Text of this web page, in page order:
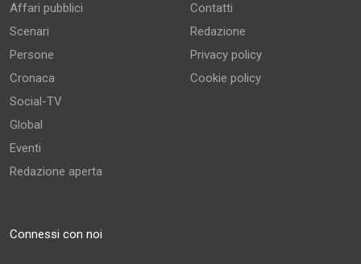
Affari pubblici
Scenari
Persone
Cronaca
Social-TV
Global
Eventi
Redazione aperta
Contatti
Redazione
Privacy policy
Cookie policy
Connessi con noi